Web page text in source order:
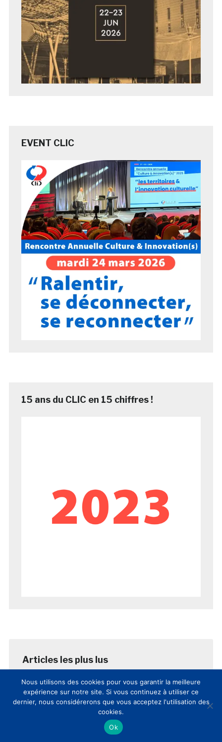
EVENT CLIC
15 ans du CLIC en 15 chiffres !
AUJOURD’HUI SEMAINE MOIS
8èmes Rencontres Nationales
Culture et Innovation(s): comptes-
rendus et vidéos de la journée
Nous utilisons des cookies pour vous garantir la meilleure
expérience sur notre site. Si vous continuez à utiliser ce
dernier, nous considérerons que vous acceptez l'utilisation des
cookies.
Ok